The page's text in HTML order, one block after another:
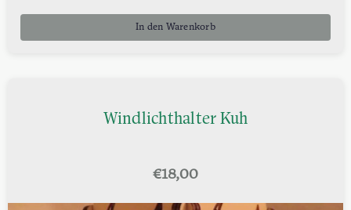
In den Warenkorb
Windlichthalter Kuh
€18,00